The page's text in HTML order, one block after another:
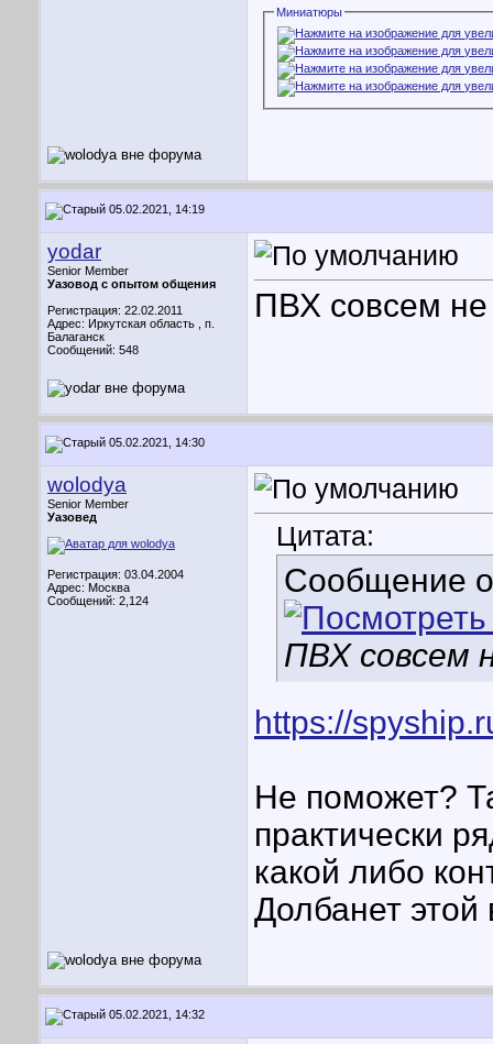
Миниатюры
05.02.2021, 14:19
yodar
Senior Member
Уазовод с опытом общения
Регистрация: 22.02.2011
Адрес: Иркутская область , п.
Балаганск
Сообщений: 548
ПВХ совсем не
05.02.2021, 14:30
wolodya
Senior Member
Уазовед
Регистрация: 03.04.2004
Адрес: Москва
Сообщений: 2,124
Цитата:
Сообщение
ПВХ совсем
https://
Не поможет?
практически
какой либо
Долбанет
05.02.2021, 14:32